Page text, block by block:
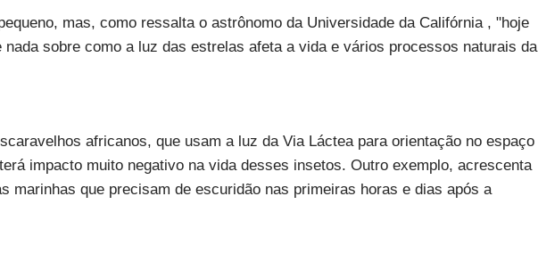
mas, como ressalta o astrônomo da Universidade da Califórnia , "hoje
nada sobre como a luz das estrelas afeta a vida e vários processos naturais da
africanos, que usam a luz da Via Láctea para orientação no espaço
impacto muito negativo na vida desses insetos. Outro exemplo, acrescenta
marinhas que precisam de escuridão nas primeiras horas e dias após a